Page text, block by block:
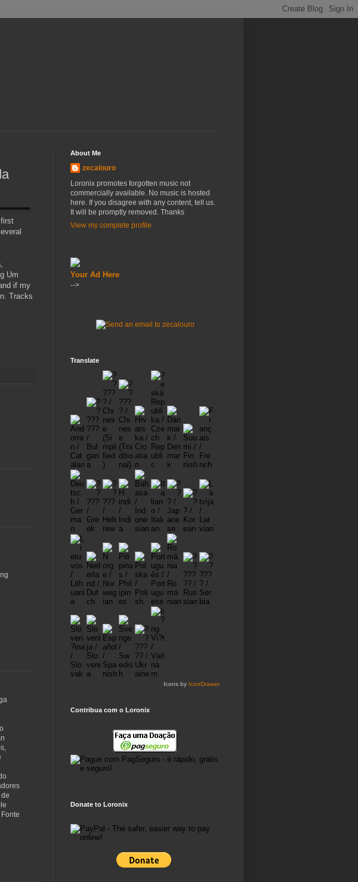
Um
if my
Tracks
About Me
zecalouro
Loronix promotes forgotten music not
commercially available. No music is hosted
here. If you disagree with any content, tell us.
It will be promptly removed. Thanks
View my complete profile
Your Ad Here
-->
Translate
Icons by IconDrawer
Contribua com o Loronix
Donate to Loronix